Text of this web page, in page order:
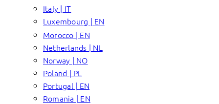
Italy | IT
Luxembourg | EN
Morocco | EN
Netherlands | NL
Norway | NO
Poland | PL
Portugal | EN
Romania | EN